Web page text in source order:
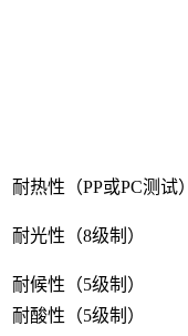
耐热性（PP或PC测试）
耐光性（8级制）
耐候性（5级制）
耐酸性（5级制）